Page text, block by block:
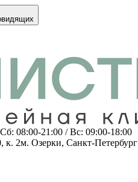
08:00-21:00 / Вс: 09:00-18:00
к. 2м. Озерки, Санкт-Петербург